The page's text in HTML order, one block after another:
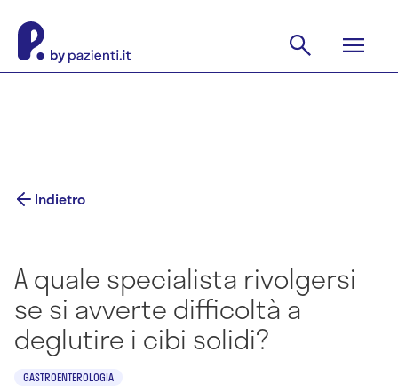
Indietro
A quale specialista rivolgersi
se si avverte difficoltà a
deglutire i cibi solidi?
GASTROENTEROLOGIA